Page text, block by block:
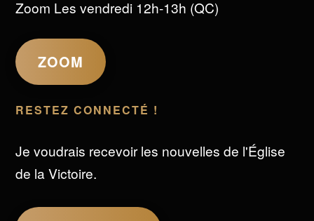
Zoom Les vendredi 12h-13h (QC)
ZOOM
RESTEZ CONNECTÉ !
Je voudrais recevoir les nouvelles de l'Église
de la Victoire.